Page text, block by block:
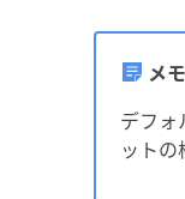
メモ
デフォ
ット